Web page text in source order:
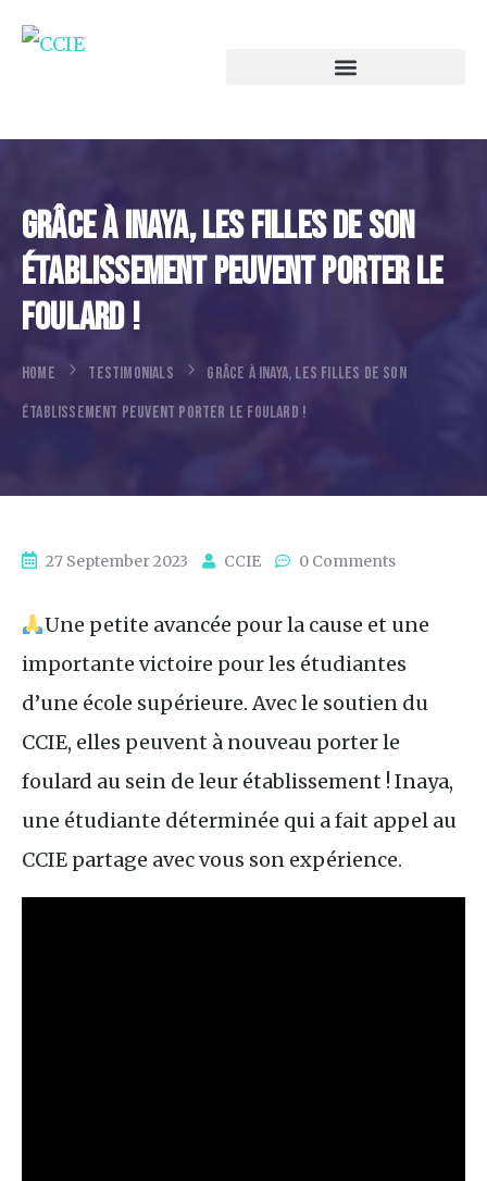
Grâce À Inaya, Les Filles De Son
Établissement Peuvent Porter Le
Foulard !
HOME TESTIMONIALS
GRÂCE À INAYA, LES FILLES DE SON
ÉTABLISSEMENT PEUVENT PORTER LE FOULARD !
27 September 2023 CCIE 0 Comments
Une petite avancée pour la cause et une
importante victoire pour les étudiantes
d’une école supérieure. Avec le soutien du
CCIE, elles peuvent à nouveau porter le
foulard au sein de leur établissement ! Inaya,
une étudiante déterminée qui a fait appel au
CCIE partage avec vous son expérience.